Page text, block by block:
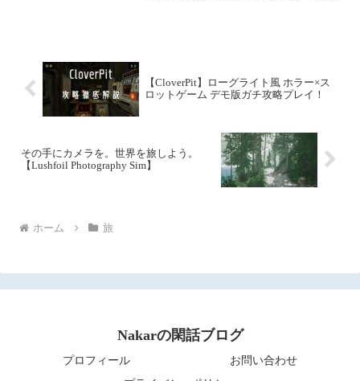
【CloverPit】ローグライト風 ホラー×ス
ロットゲーム デモ版ガチ攻略プレイ！
その手にカメラを。世界を旅しよう。
【Lushfoil Photography Sim】
ホーム 旅
Nakarの閑話ブログ
プロフィール
お問い合わせ